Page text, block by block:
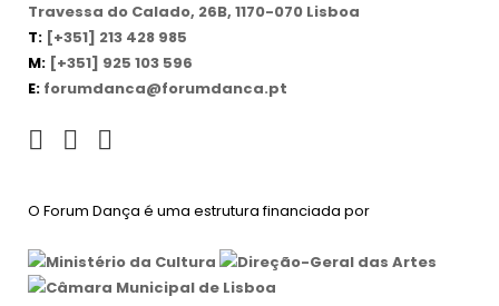
Travessa do Calado, 26B, 1170-070 Lisboa
T: [+351] 213 428 985
M: [+351] 925 103 596
E: forumdanca@forumdanca.pt
O Forum Dança é uma estrutura financiada por